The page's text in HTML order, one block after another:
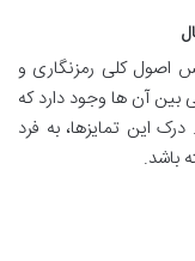
اصول کلی رمزنگاری و
بین آن ها وجود دارد که
این تمایزها، به فرد
باشد.